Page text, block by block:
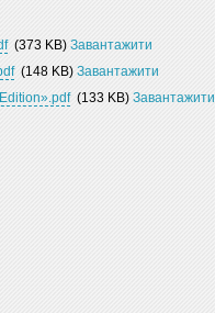
(373 KB)Завантажити
(148 KB)Завантажити
(133 KB)Завантажити